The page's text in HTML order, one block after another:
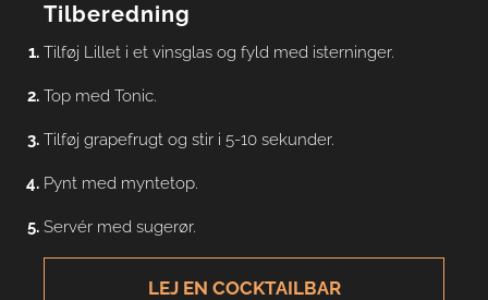
Tilberedning
Tilføj Lillet i et vinsglas og fyld med isterninger.
Top med Tonic.
Tilføj grapefrugt og stir i 5-10 sekunder.
Pynt med myntetop.
Servér med sugerør.
LEJ EN COCKTAILBAR